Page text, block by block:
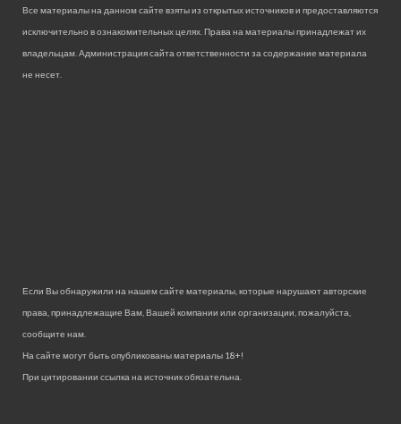
Все материалы на данном сайте взяты из открытых источников и предоставляются
исключительно в ознакомительных целях. Права на материалы принадлежат их
владельцам. Администрация сайта ответственности за содержание материала
не несет.
Если Вы обнаружили на нашем сайте материалы, которые нарушают авторские
права, принадлежащие Вам, Вашей компании или организации, пожалуйста,
сообщите нам.
На сайте могут быть опубликованы материалы 18+!
При цитировании ссылка на источник обязательна.